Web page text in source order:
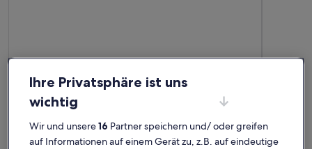
Ihre Privatsphäre ist uns
wichtig
Wir und unsere16 Partner speichern und/ oder greifen
auf Informationen auf einem Gerät zu, z.B. auf eindeutige